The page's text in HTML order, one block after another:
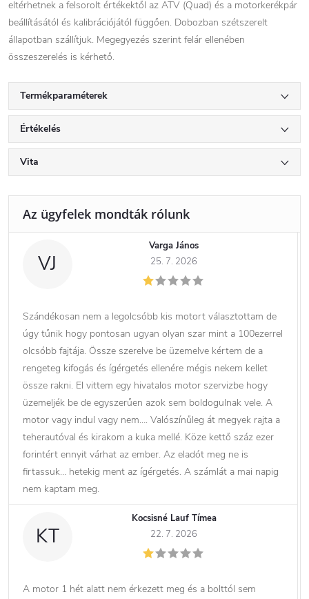
eltérhetnek a felsorolt ​​értékektől az ATV (Quad) és a motorkerékpár
beállításától és kalibrációjától függően. Dobozban szétszerelt
állapotban szállítjuk. Megegyezés szerint felár ellenében
összeszerelés is kérhető.
Termékparaméterek
Értékelés
Vita
VJ
Varga János
25. 7. 2026
Szándékosan nem a legolcsóbb kis motort választottam de
úgy tűnik hogy pontosan ugyan olyan szar mint a 100ezerrel
olcsóbb fajtája. Össze szerelve be üzemelve kértem de a
rengeteg kifogás és ígérgetés ellenére mégis nekem kellet
össze rakni. El vittem egy hivatalos motor szervizbe hogy
üzemeljék be de egyszerűen azok sem boldogulnak vele. A
motor vagy indul vagy nem…. Valószínűleg át megyek rajta a
teherautóval és kirakom a kuka mellé. Köze kettő száz ezer
forintért ennyit várhat az ember. Az eladót meg ne is
firtassuk… hetekig ment az ígérgetés. A számlát a mai napig
nem kaptam meg.
KT
Kocsisné Lauf Tímea
22. 7. 2026
A motor 1 hét alatt nem érkezett meg és a bolttól sem